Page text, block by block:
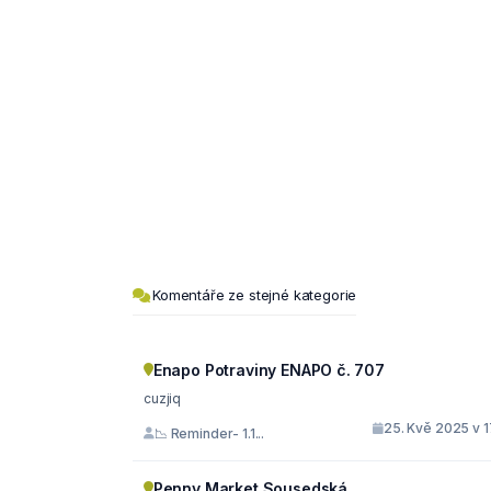
Komentáře ze stejné kategorie
Enapo Potraviny ENAPO č. 707
cuzjiq
📉 Reminder- 1.1... 25. Kvě 2025 v